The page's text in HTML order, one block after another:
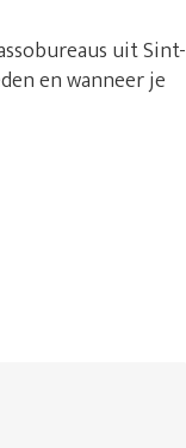
uit Sint-
en wanneer je